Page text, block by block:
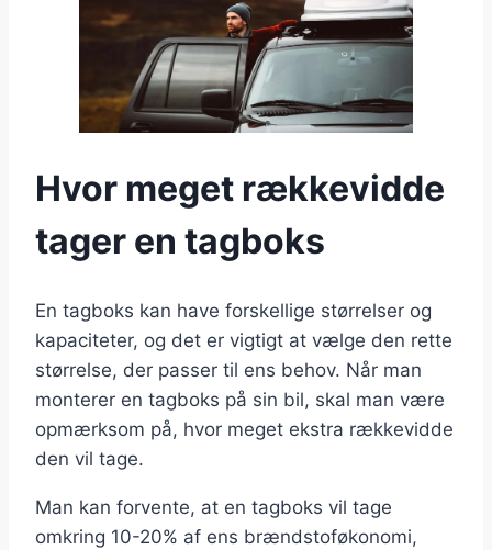
Hvor meget rækkevidde
tager en tagboks
En tagboks kan have forskellige størrelser og
kapaciteter, og det er vigtigt at vælge den rette
størrelse, der passer til ens behov. Når man
monterer en tagboks på sin bil, skal man være
opmærksom på, hvor meget ekstra rækkevidde
den vil tage.
Man kan forvente, at en tagboks vil tage
omkring 10-20% af ens brændstoføkonomi,